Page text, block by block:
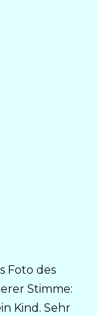
Foto des
Stimme:
Kind. Sehr